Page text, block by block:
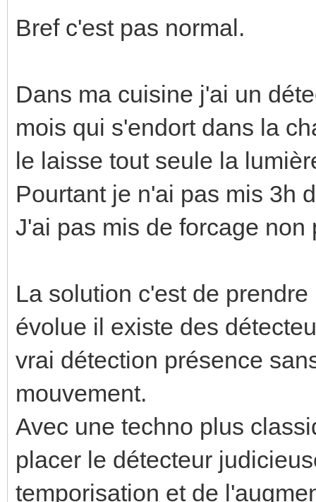
Bref c'est pas normal.
Dans ma cuisine j'ai un
mois qui s'endort dans la
le laisse tout seule la
Pourtant je n'ai pas mis 3h
J'ai pas mis de forcage non
La solution c'est de
évolue il existe des
vrai détection présence
mouvement.
Avec une techno plus
placer le détecteur
temporisation et de